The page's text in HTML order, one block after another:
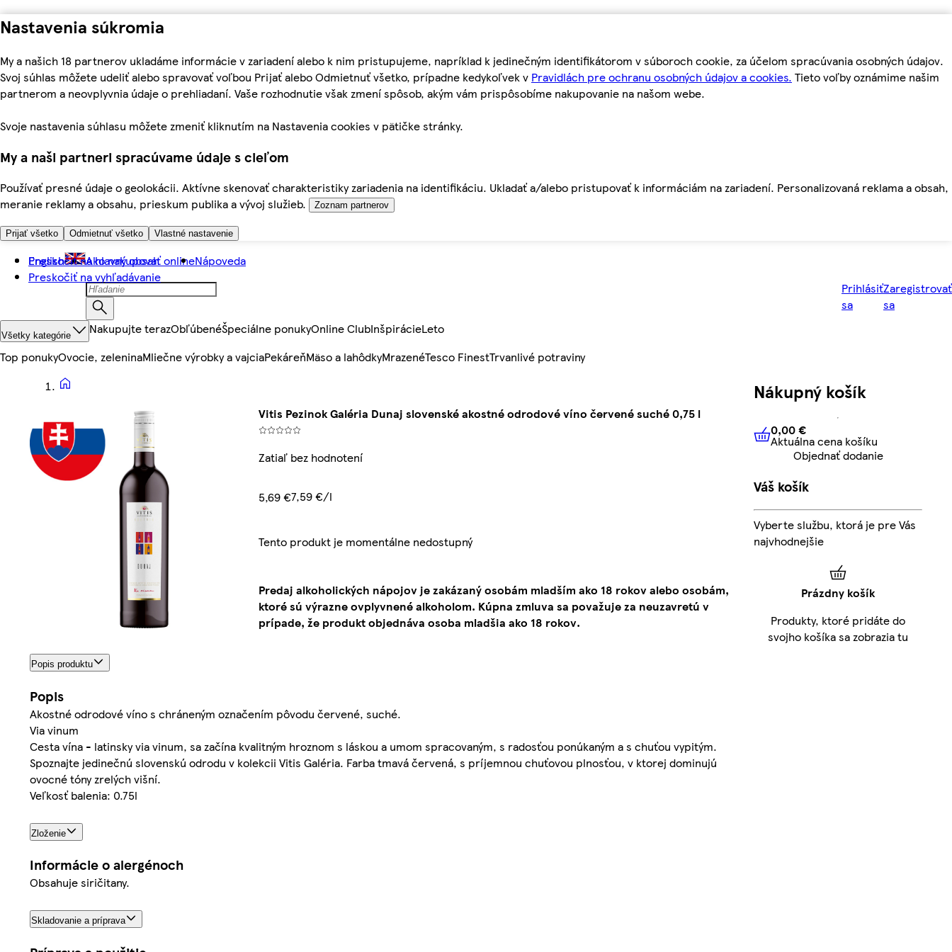
Nastavenia súkromia
My a našich 18 partnerov ukladáme informácie v zariadení alebo k nim pristupujeme, napríklad k jedinečným identifikátorom v súboroch cookie, za účelom spracúvania osobných údajov.
Svoj súhlas môžete udeliť alebo spravovať voľbou Prijať alebo Odmietnuť všetko, prípadne kedykoľvek v Pravidlách pre ochranu osobných údajov a cookies. Tieto voľby oznámime našim
partnerom a neovplyvnia údaje o prehliadaní. Vaše rozhodnutie však zmení spôsob, akým vám prispôsobíme nakupovanie na našom webe.
Svoje nastavenia súhlasu môžete zmeniť kliknutím na Nastavenia cookies v pätičke stránky.
My a naši partneri spracúvame údaje s cieľom
Používať presné údaje o geolokácii. Aktívne skenovať charakteristiky zariadenia na identifikáciu. Ukladať a/alebo pristupovať k informáciám na zariadení. Personalizovaná reklama a obsah,
meranie reklamy a obsahu, prieskum publika a vývoj služieb.
Zoznam partnerov
Prijať všetko Odmietnuť všetko Vlastné nastavenie
Preskočiť na hlavný obsah
Preskočiť na vyhľadávanie
English Ako nakupovať onlineNápoveda
Prihlásiť
sa
Zaregistrovať
sa
Všetky kategórie Nakupujte terazObľúbenéŠpeciálne ponukyOnline ClubInšpirácieLeto
Top ponukyOvocie, zeleninaMliečne výrobky a vajciaPekáreňMäso a lahôdkyMrazenéTesco FinestTrvanlivé potraviny
Vitis Pezinok Galéria Dunaj slovenské akostné odrodové víno červené suché 0,75 l
Zatiaľ bez hodnotení
5,69 €7,59 €/l
Tento produkt je momentálne nedostupný
Predaj alkoholických nápojov je zakázaný osobám mladším ako 18 rokov alebo osobám,
ktoré sú výrazne ovplyvnené alkoholom. Kúpna zmluva sa považuje za neuzavretú v
prípade, že produkt objednáva osoba mladšia ako 18 rokov.
Popis produktu
Popis
Akostné odrodové víno s chráneným označením pôvodu červené, suché.
Via vinum
Cesta vína - latinsky via vinum, sa začína kvalitným hroznom s láskou a umom spracovaným, s radosťou ponúkaným a s chuťou vypitým.
Spoznajte jedinečnú slovenskú odrodu v kolekcii Vitis Galéria. Farba tmavá červená, s príjemnou chuťovou plnosťou, v ktorej dominujú
ovocné tóny zrelých višní.
Veľkosť balenia: 0.75l
Zloženie
Informácie o alergénoch
Obsahuje siričitany.
Skladovanie a príprava
Nákupný košík
0,00 € Aktuálna cena košíku
0,00 €
Aktuálna cena košíku
Objednať dodanie
Váš košík
Vyberte službu, ktorá je pre Vás
najvhodnejšie
Prázdny košík
Produkty, ktoré pridáte do
svojho košíka sa zobrazia tu